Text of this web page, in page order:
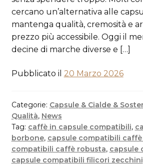
cercano un’alternativa alle
mantenga qualità, cremosità e
prezzo più accessibile. Oggi il
decine di marche diverse e […]
Pubblicato il 20 Marzo 2026
Categorie: Capsule & Cialde &
Qualità, News
Tag: caffè in capsule compatibili,
borbone, capsule compatibili caffè
compatibili caffè robusta, capsule
capsule compatibili filicori zecchini